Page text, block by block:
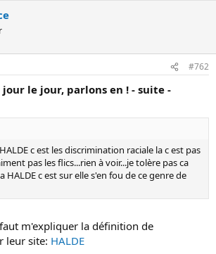
#762
le jour, parlons en ! - suite -
c est les discrimination raciale la c est pas
pas les flics...rien à voir...je tolère pas ca
HALDE c est sur elle s'en fou de ce genre de
m'expliquer la définition de
leur site: HALDE